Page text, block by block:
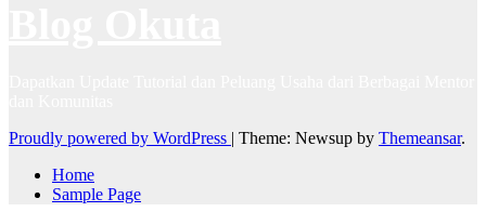
Proudly powered by WordPress | Theme: Newsup by Themeansar.
Home
Sample Page